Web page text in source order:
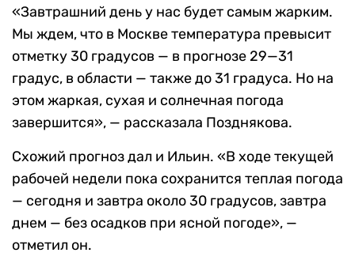
«Завтрашний день у нас будет самым жарким.
Мы ждем, что в Москве температура превысит
отметку 30 градусов — в прогнозе 29—31
градус, в области — также до 31 градуса. Но на
этом жаркая, сухая и солнечная погода
завершится», — рассказала Позднякова.
Схожий прогноз дал и Ильин. «В ходе текущей
рабочей недели пока сохранится теплая погода
— сегодня и завтра около 30 градусов, завтра
днем — без осадков при ясной погоде», —
отметил он.